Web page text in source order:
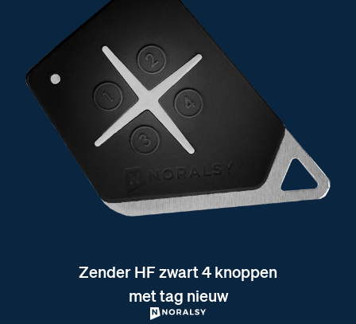
Zender HF zwart 4 knoppen
met tag nieuw